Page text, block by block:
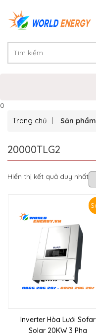
0
Trang chủ Sản
20000TLG2
Hiển thị kết quả duy nhất
Inverter Hòa Lưới Sofar
Solar 20KW 3 Pha